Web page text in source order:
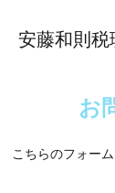
安藤和則
お
こちらのフォー